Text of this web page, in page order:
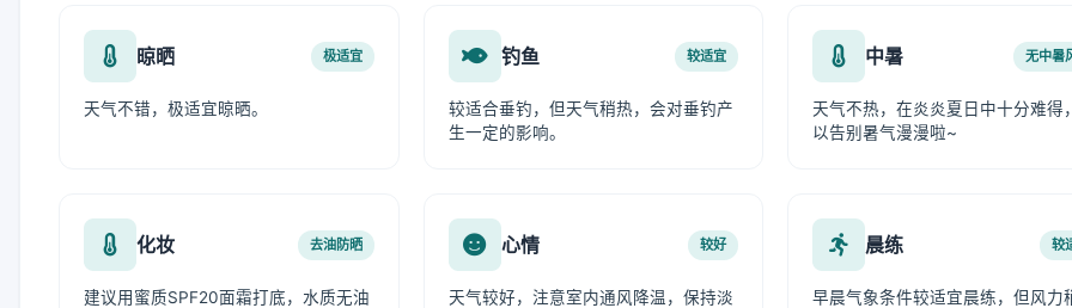
晾晒 极适宜
天气不错，极适宜晾晒。
钓鱼 较适宜
较适合垂钓，但天气稍热，会对垂钓产
生一定的影响。
中暑 无中暑
天气不热，在炎炎夏日中十分难得
以告别暑气漫漫啦~
化妆 去油防晒
建议用蜜质SPF20面霜打底，水质无油
心情 较好
天气较好，注意室内通风降温，保持淡
晨练 较
早晨气象条件较适宜晨练，但风力